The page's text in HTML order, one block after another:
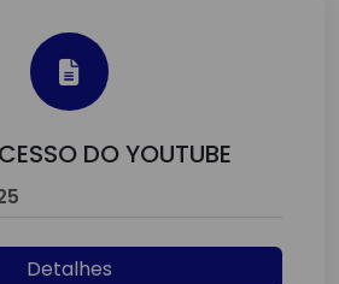
DO YOUTUBE
Detalhes